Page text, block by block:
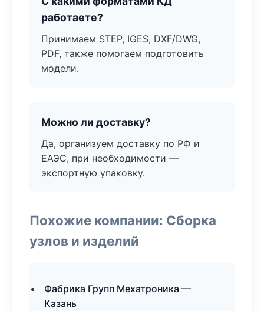
работаете?
Принимаем STEP, IGES, DXF/DWG,
PDF, также помогаем подготовить
модели.
Можно ли доставку?
Да, организуем доставку по РФ и
ЕАЭС, при необходимости —
экспортную упаковку.
Похожие компании: Сборка
узлов и изделий
Фабрика Групп Мехатроника —
Казань